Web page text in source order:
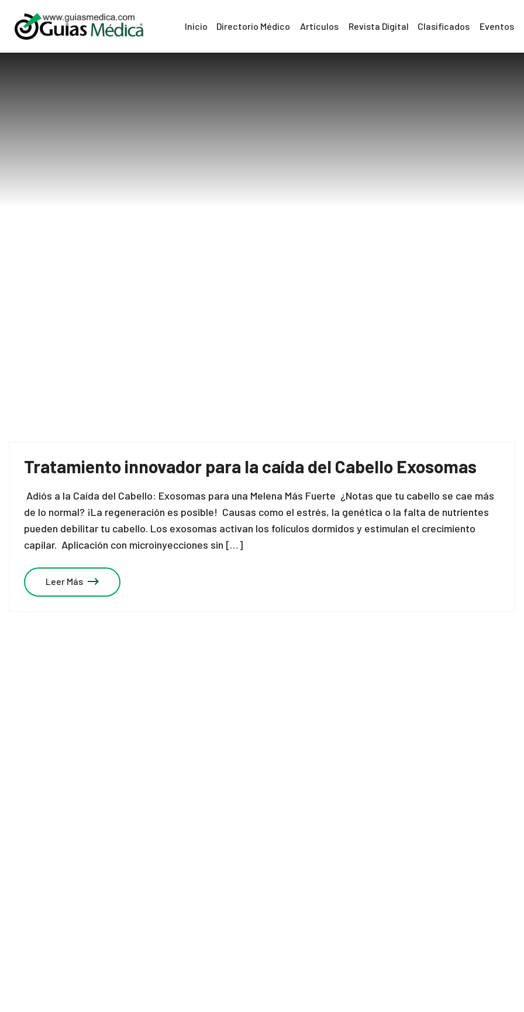
Inicio Directorio Médico Artículos Revista Digital Clasificados Eventos
Tratamiento innovador para la caída del Cabello Exosomas
Adiós a la Caída del Cabello: Exosomas para una Melena Más Fuerte ¿Notas que tu cabello se cae más
de lo normal? ¡La regeneración es posible! Causas como el estrés, la genética o la falta de nutrientes
pueden debilitar tu cabello. Los exosomas activan los folículos dormidos y estimulan el crecimiento
capilar. Aplicación con microinyecciones sin […]
Leer Más